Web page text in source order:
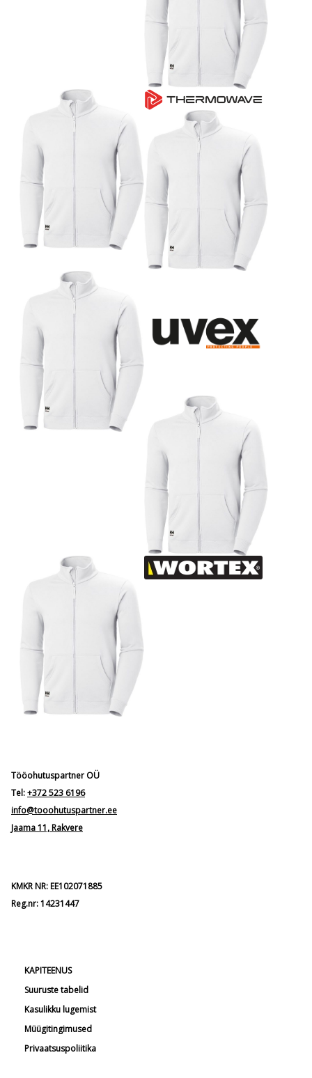
Tööohutuspartner OÜ
Tel:+372 523 6196
info@tooohutuspartner.ee
Jaama 11, Rakvere
KMKR NR: EE102071885
Reg.nr: 14231447
KAPITEENUS
Suuruste tabelid
Kasulikku lugemist
Müügitingimused
Privaatsuspoliitika